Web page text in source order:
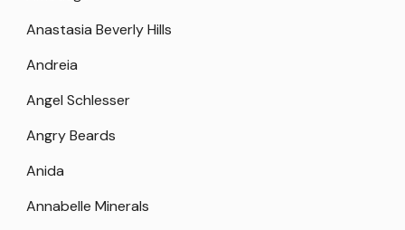
Anastasia Beverly Hills
Andreia
Angel Schlesser
Angry Beards
Anida
Annabelle Minerals